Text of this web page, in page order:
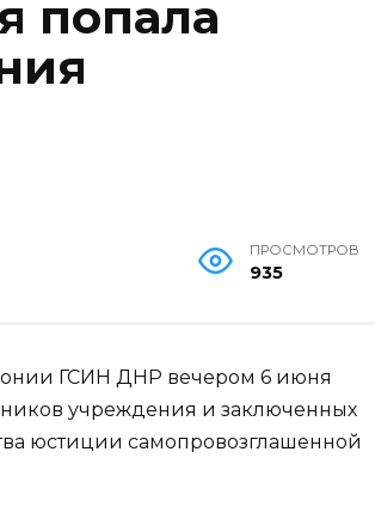
попала
ПРОСМОТРОВ
935
ГСИН ДНР вечером 6 июня
учреждения и заключенных
юстиции самопровозглашенной